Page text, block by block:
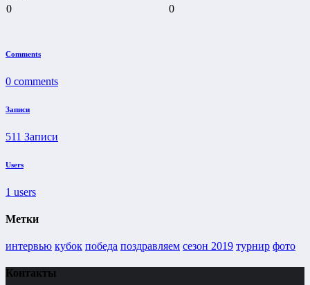
0
0
Comments
0 comments
Записи
511 Записи
Users
1 users
Метки
интервью кубок победа поздравляем сезон 2019 турнир фото
Контакты